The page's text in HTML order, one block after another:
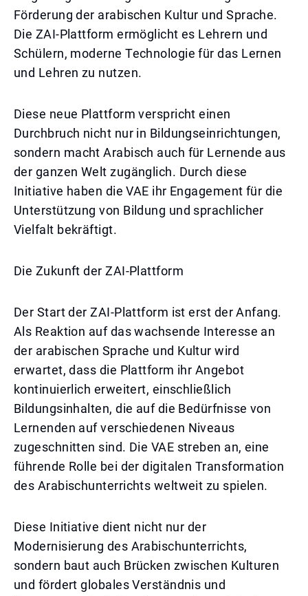
Förderung der arabischen Kultur und Sprache.
Die ZAI-Plattform ermöglicht es Lehrern und
Schülern, moderne Technologie für das Lernen
und Lehren zu nutzen.
Diese neue Plattform verspricht einen
Durchbruch nicht nur in Bildungseinrichtungen,
sondern macht Arabisch auch für Lernende aus
der ganzen Welt zugänglich. Durch diese
Initiative haben die VAE ihr Engagement für die
Unterstützung von Bildung und sprachlicher
Vielfalt bekräftigt.
Die Zukunft der ZAI-Plattform
Der Start der ZAI-Plattform ist erst der Anfang.
Als Reaktion auf das wachsende Interesse an
der arabischen Sprache und Kultur wird
erwartet, dass die Plattform ihr Angebot
kontinuierlich erweitert, einschließlich
Bildungsinhalten, die auf die Bedürfnisse von
Lernenden auf verschiedenen Niveaus
zugeschnitten sind. Die VAE streben an, eine
führende Rolle bei der digitalen Transformation
des Arabischunterrichts weltweit zu spielen.
Diese Initiative dient nicht nur der
Modernisierung des Arabischunterrichts,
sondern baut auch Brücken zwischen Kulturen
und fördert globales Verständnis und